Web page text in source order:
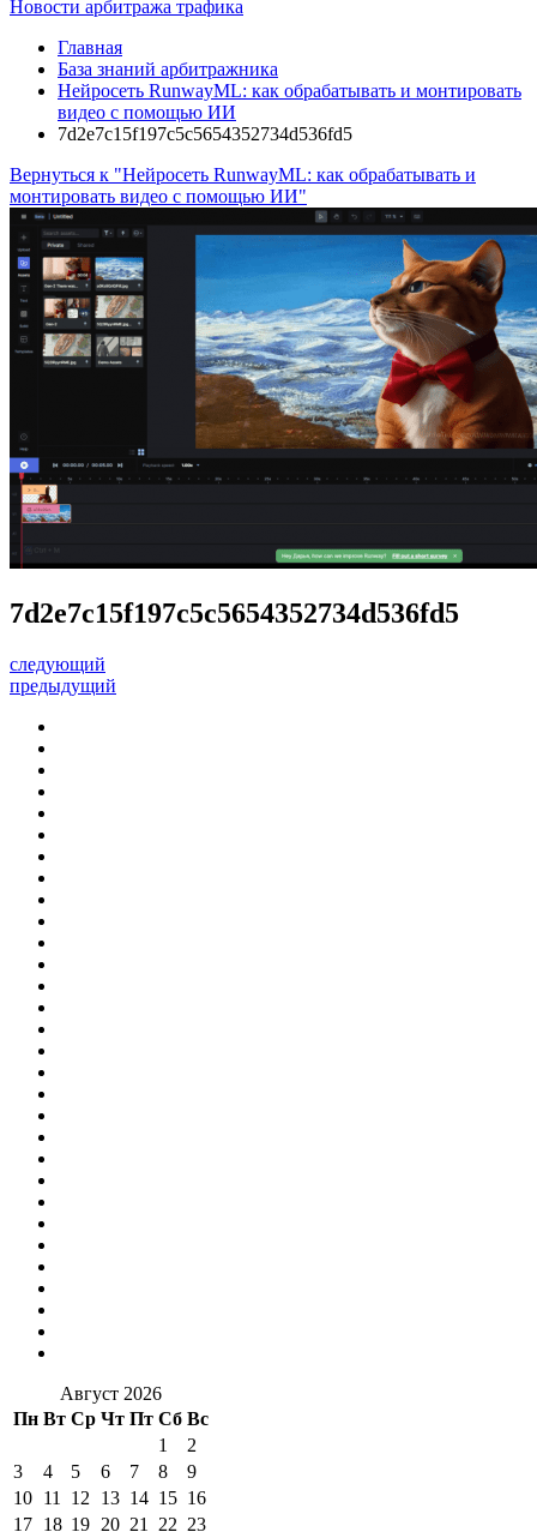
Новости арбитража трафика
Главная
База знаний арбитражника
Нейросеть RunwayML: как обрабатывать и монтировать
видео с помощью ИИ
7d2e7c15f197c5c5654352734d536fd5
Вернуться к "Нейросеть RunwayML: как обрабатывать и
монтировать видео с помощью ИИ"
7d2e7c15f197c5c5654352734d536fd5
следующий
предыдущий
Август 2026
Пн Вт Ср Чт Пт Сб Вс
1
2
3
4 5 6 7 8
9
10 11 12 13 14 15 16
17 18 19 20 21 22 23